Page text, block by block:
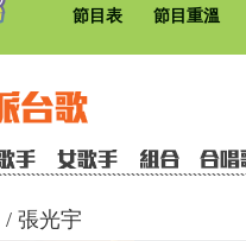
節目表 節目重溫
/ 張光宇